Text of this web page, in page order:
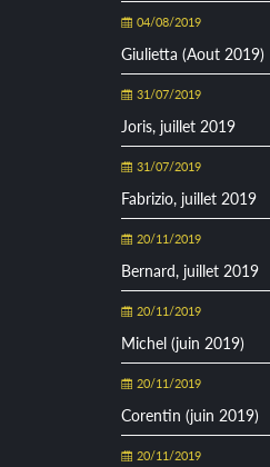
04/08/2019
Giulietta (Aout 2019)
31/07/2019
Joris, juillet 2019
31/07/2019
Fabrizio, juillet 2019
20/11/2019
Bernard, juillet 2019
20/11/2019
Michel (juin 2019)
20/11/2019
Corentin (juin 2019)
20/11/2019